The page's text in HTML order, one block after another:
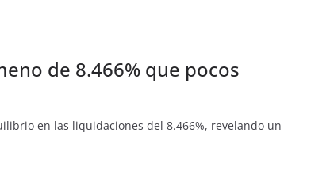
de 8.466% que pocos
en las liquidaciones del 8.466%, revelando un